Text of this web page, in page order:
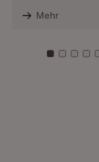
Mehr
ZuZuZu